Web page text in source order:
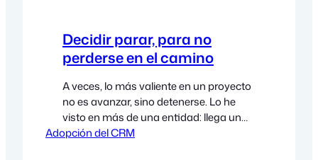
Decidir parar, para no
perderse en el camino
A veces, lo más valiente en un proyecto
no es avanzar, sino detenerse. Lo he
visto en más de una entidad: llega un
punto en el que se dan cuenta de que,
Adopción del CRM